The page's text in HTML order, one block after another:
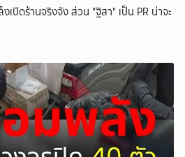
เปิดร้านจริงจัง ส่วน "ฐิสา" เป็น PR น่าจะ